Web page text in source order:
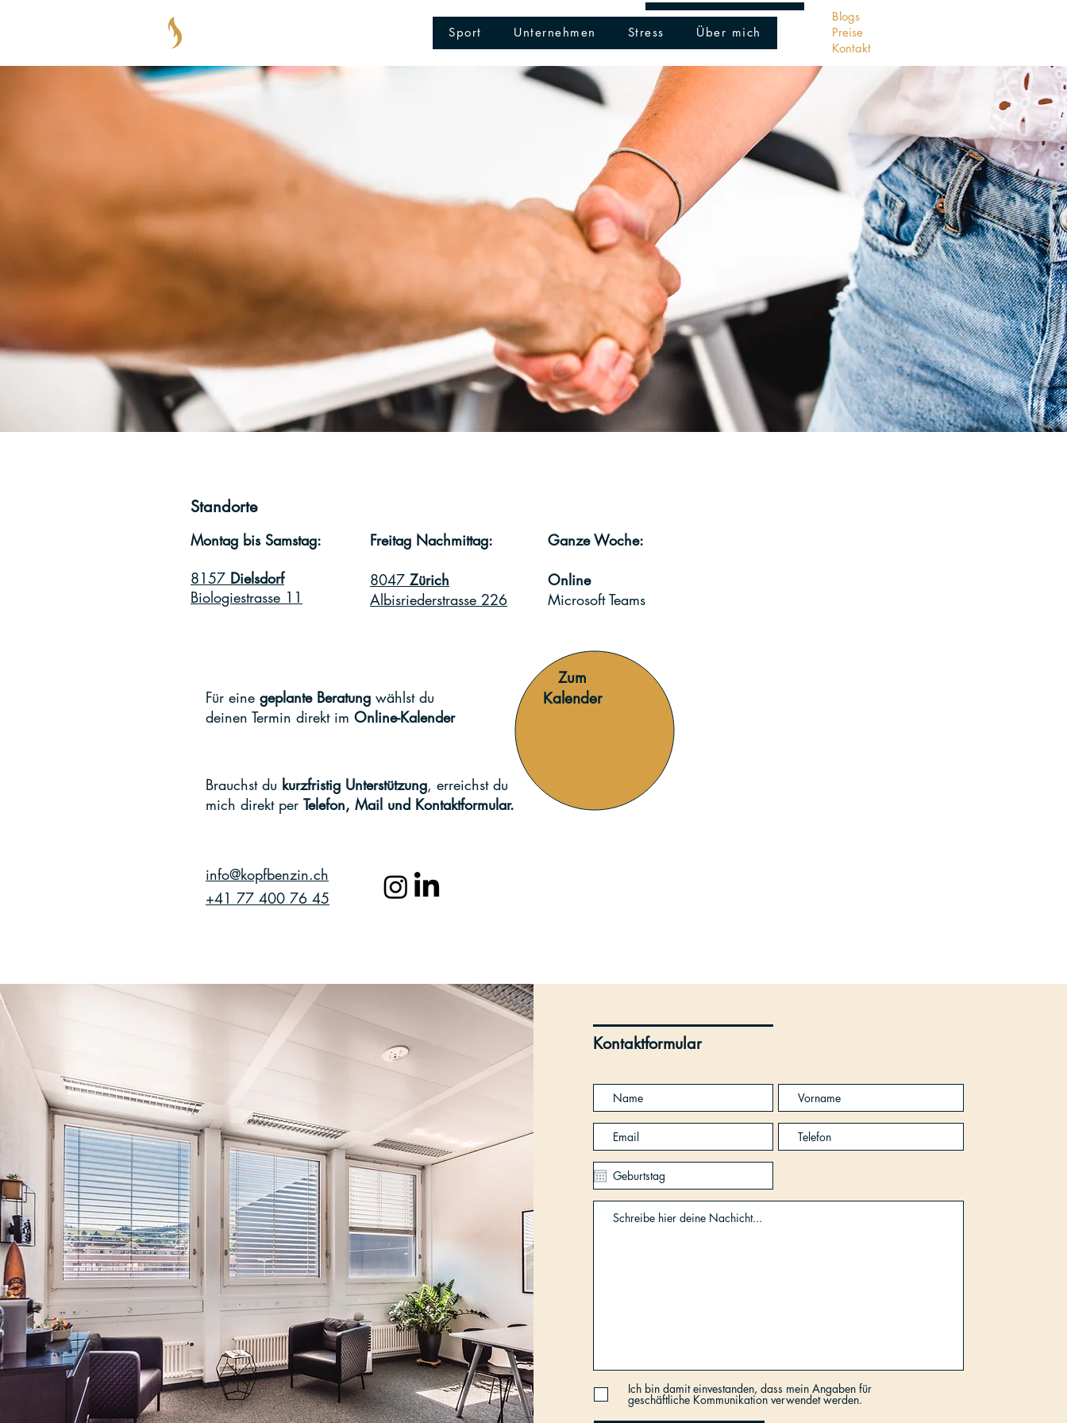
Sport Unternehmen Stress Über mich
Blogs
Preise
Kontakt
Standorte
Montag bis Samstag:
8157 Dielsdorf
Biologiestrasse 11
Freitag Nachmittag:
8047 Zürich
Albisriederstrasse 226
Ganze Woche:
Online
Microsoft Teams
Für eine geplante Beratung wählst du
deinen Termin direkt im Online-Kalender
Zum
Kalender
Brauchst du kurzfristig Unterstützung, erreichst du
mich direkt per Telefon, Mail und Kontaktformular.
info@kopfbenzin.ch
+41 77 400 76 45
Kontaktformular
Ich bin damit einvestanden, dass mein Angaben für
geschäftliche Kommunikation verwendet werden.